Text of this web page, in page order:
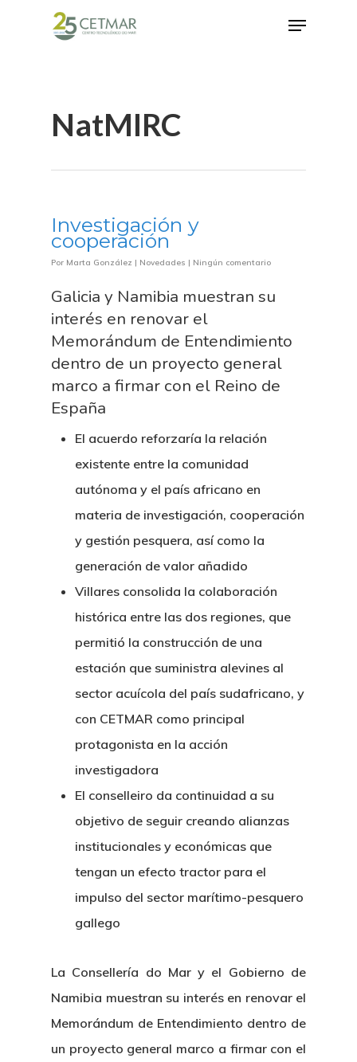
NatMIRC
Investigación y
cooperación
Por Marta González | Novedades | Ningún comentario
Galicia y Namibia muestran su
interés en renovar el
Memorándum de Entendimiento
dentro de un proyecto general
marco a firmar con el Reino de
España
El acuerdo reforzaría la relación
existente entre la comunidad
autónoma y el país africano en
materia de investigación, cooperación
y gestión pesquera, así como la
generación de valor añadido
Villares consolida la colaboración
histórica entre las dos regiones, que
permitió la construcción de una
estación que suministra alevines al
sector acuícola del país sudafricano, y
con CETMAR como principal
protagonista en la acción
investigadora
El conselleiro da continuidad a su
objetivo de seguir creando alianzas
institucionales y económicas que
tengan un efecto tractor para el
impulso del sector marítimo-pesquero
gallego
La Consellería do Mar y el Gobierno de
Namibia muestran su interés en renovar el
Memorándum de Entendimiento dentro de
un proyecto general marco a firmar con el